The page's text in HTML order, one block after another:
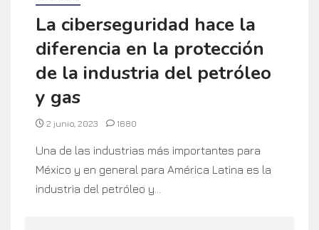
La ciberseguridad hace la
diferencia en la protección
de la industria del petróleo
y gas
2 junio, 2023 1680
Una de las industrias más importantes para
México y en general para América Latina es la
industria del petróleo y...